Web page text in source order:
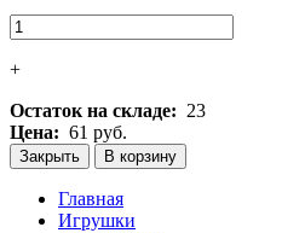
+
Остаток на складе: 23
Цена: 61 руб.
Закрыть В корзину
Главная
Игрушки